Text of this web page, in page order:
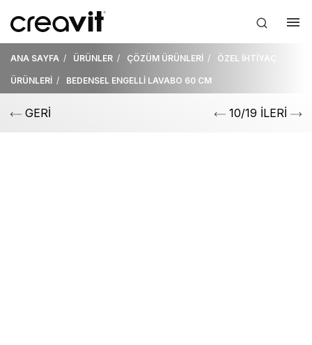
ANA SAYFA ÜRÜNLER ÇÖZÜM ÜRÜNLERİ ÖZEL İHTİYAÇ
ÜRÜNLERİ BEDENSEL ENGELLİ LAVABO 60 CM
GERİ 10/19 İLERİ